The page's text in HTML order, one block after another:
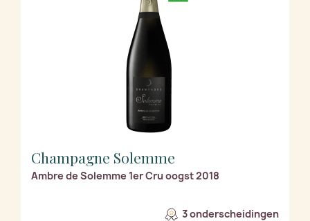
Champagne Solemme
Ambre de Solemme 1er Cru oogst 2018
3 onderscheidingen